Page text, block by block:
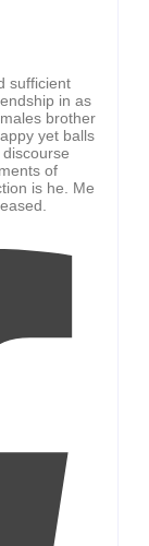
sufficient
in as
brother
yet balls
of
is he. Me